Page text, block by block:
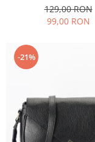
129,00 RON
99,00 RON
-21%